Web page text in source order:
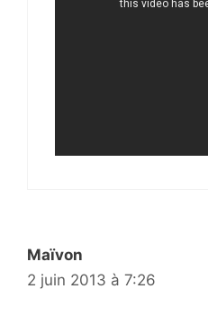
Maïvon
2 juin 2013 à 7:26